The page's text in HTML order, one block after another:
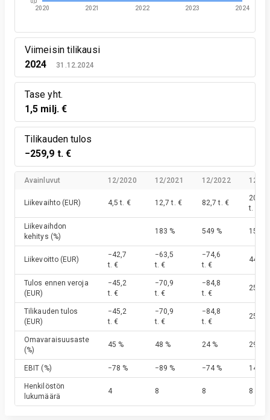
2020 2021 2022 2023 2024
0,0
Viimeisin tilikausi
2024
31.12.2024
Tase yht.
1,5 milj. €
Tilikauden tulos
−259,9 t. €
Avainluvut 12/2020 12/2021 12/2022 12/
Liikevaihto (EUR) 4,5 t. € 12,7 t. € 82,7 t. €
207,5
t. €
Liikevaihdon
kehitys (%)
183 % 549 % 151 %
Liikevoitto (EUR)
−42,7
t. €
−63,5
t. €
−74,6
t. €
44,7
Tulos ennen veroja
(EUR)
−45,2
t. €
−70,9
t. €
−84,8
t. €
25,4
Tilikauden tulos
(EUR)
−45,2
t. €
−70,9
t. €
−84,8
t. €
25,4
Omavaraisuusaste
(%)
45 % 48 % 24 % 29 %
EBIT (%) −78 % −89 % −74 % 14 %
Henkilöstön
lukumäärä
4 8 8 8